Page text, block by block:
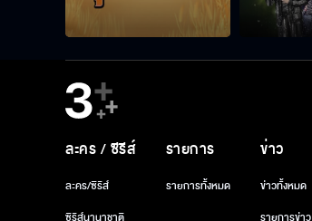
ละคร / ซีรีส์
ละคร/ซีรีส์
รายการ
รายการทั้งหมด
ข่าว
ข่าวทั้งหมด